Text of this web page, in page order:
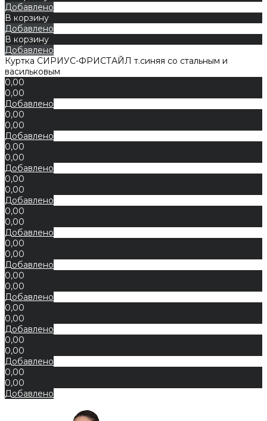
Добавлено
В корзину
Добавлено
В корзину
Добавлено
Куртка СИРИУС-ФРИСТАЙЛ т.синяя со стальным и
васильковым
0,00
0,00
Добавлено
0,00
0,00
Добавлено
0,00
0,00
Добавлено
0,00
0,00
Добавлено
0,00
0,00
Добавлено
0,00
0,00
Добавлено
0,00
0,00
Добавлено
0,00
0,00
Добавлено
0,00
0,00
Добавлено
0,00
0,00
Добавлено